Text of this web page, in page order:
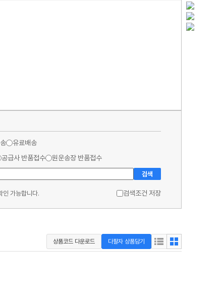
유료배송
공급사 반품접수
원운송장 반품접수
검색
인 가능합니다. 검색조건 저장